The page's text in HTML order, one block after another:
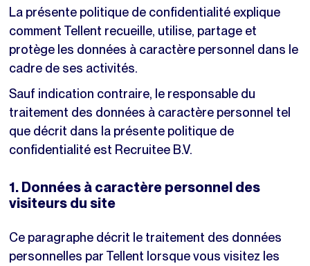
La présente politique de confidentialité explique
comment Tellent recueille, utilise, partage et
protège les données à caractère personnel dans le
cadre de ses activités.
Sauf indication contraire, le responsable du
traitement des données à caractère personnel tel
que décrit dans la présente politique de
confidentialité est Recruitee B.V.
1. Données à caractère personnel des
visiteurs du site
Ce paragraphe décrit le traitement des données
personnelles par Tellent lorsque vous visitez les